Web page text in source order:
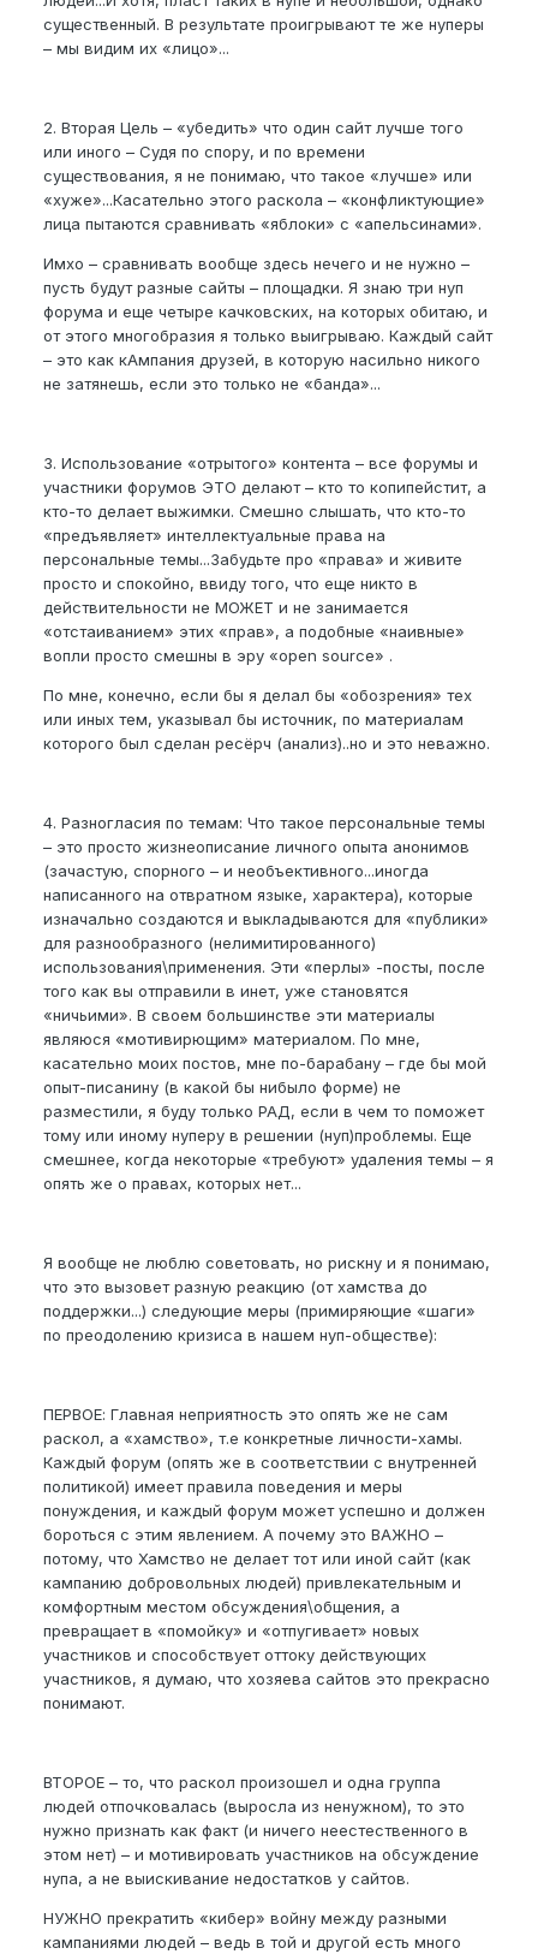
существенный. В результате проигрывают те же нуперы
– мы видим их «лицо»...
2. Вторая Цель – «убедить» что один сайт лучше того
или иного – Судя по спору, и по времени
существования, я не понимаю, что такое «лучше» или
«хуже»...Касательно этого раскола – «конфликтующие»
лица пытаются сравнивать «яблоки» с «апельсинами».
Имхо – сравнивать вообще здесь нечего и не нужно –
пусть будут разные сайты – площадки. Я знаю три нуп
форума и еще четыре качковских, на которых обитаю, и
от этого многобразия я только выигрываю. Каждый сайт
– это как кАмпания друзей, в которую насильно никого
не затянешь, если это только не «банда»...
3. Использование «отрытого» контента – все форумы и
участники форумов ЭТО делают – кто то копипейстит, а
кто-то делает выжимки. Смешно слышать, что кто-то
«предъявляет» интеллектуальные права на
персональные темы...Забудьте про «права» и живите
просто и спокойно, ввиду того, что еще никто в
действительности не МОЖЕТ и не занимается
«отстаиванием» этих «прав», а подобные «наивные»
вопли просто смешны в эру «open source» .
По мне, конечно, если бы я делал бы «обозрения» тех
или иных тем, указывал бы источник, по материалам
которого был сделан ресёрч (анализ)..но и это неважно.
4. Разногласия по темам: Что такое персональные темы
– это просто жизнеописание личного опыта анонимов
(зачастую, спорного – и необъективного...иногда
написанного на отвратном языке, характера), которые
изначально создаются и выкладываются для «публики»
для разнообразного (нелимитированного)
использования\применения. Эти «перлы» -посты, после
того как вы отправили в инет, уже становятся
«ничьими». В своем большинстве эти материалы
являюся «мотивирющим» материалом. По мне,
касательно моих постов, мне по-барабану – где бы мой
опыт-писанину (в какой бы нибыло форме) не
разместили, я буду только РАД, если в чем то поможет
тому или иному нуперу в решении (нуп)проблемы. Еще
смешнее, когда некоторые «требуют» удаления темы – я
опять же о правах, которых нет...
Я вообще не люблю советовать, но рискну и я понимаю,
что это вызовет разную реакцию (от хамства до
поддержки...) следующие меры (примиряющие «шаги»
по преодолению кризиса в нашем нуп-обществе):
ПЕРВОЕ: Главная неприятность это опять же не сам
раскол, а «хамство», т.е конкретные личности-хамы.
Каждый форум (опять же в соответствии с внутренней
политикой) имеет правила поведения и меры
понуждения, и каждый форум может успешно и должен
бороться с этим явлением. А почему это ВАЖНО –
потому, что Хамство не делает тот или иной сайт (как
кампанию добровольных людей) привлекательным и
комфортным местом обсуждения\общения, а
превращает в «помойку» и «отпугивает» новых
участников и способствует оттоку действующих
участников, я думаю, что хозяева сайтов это прекрасно
понимают.
ВТОРОЕ – то, что раскол произошел и одна группа
людей отпочковалась (выросла из ненужном), то это
нужно признать как факт (и ничего неестественного в
этом нет) – и мотивировать участников на обсуждение
нупа, а не выискивание недостатков у сайтов.
НУЖНО прекратить «кибер» войну между разными
кампаниями людей – ведь в той и другой есть много